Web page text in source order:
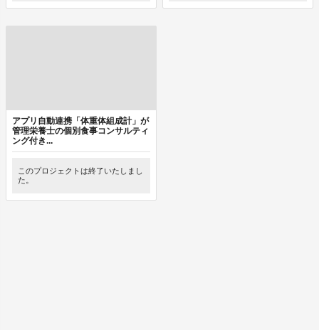
アプリ自動連携「体重体組成計」が
管理栄養士の個別食事コンサルティ
ング付き...
このプロジェクトは終了いたしまし
た。